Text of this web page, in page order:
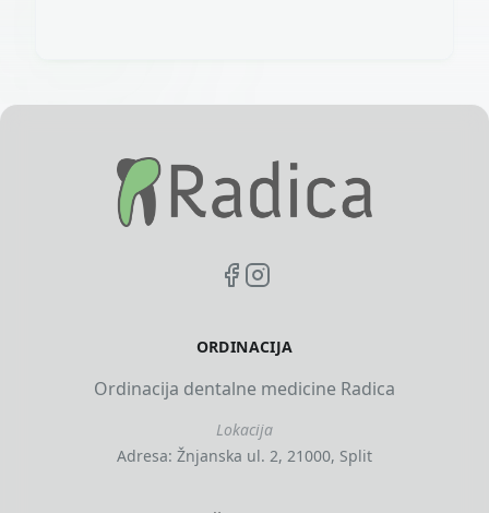
ORDINACIJA
Ordinacija dentalne medicine Radica
Lokacija
Adresa: Žnjanska ul. 2, 21000, Split